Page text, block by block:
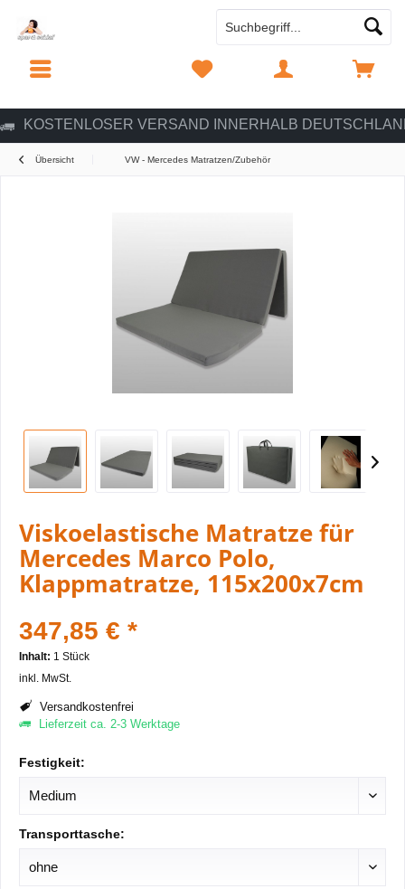
KOSTENLOSER VERSAND INNERHALB
Übersicht VW - Mercedes Matratzen/Zubehör
Viskoelastische Matratze für
Mercedes Marco Polo,
Klappmatratze, 115x200x7cm
347,85 € *
Inhalt: 1 Stück
inkl. MwSt.
Versandkostenfrei
Lieferzeit ca. 2-3 Werktage
Festigkeit:
Transporttasche: